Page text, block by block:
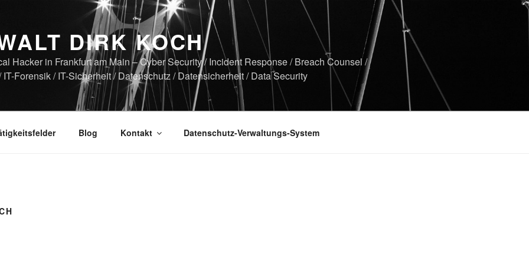
DIRK KOCH
Hacker in Frankfurt am Main – Cyber Security / Incident Response / Breach Counsel /
Forensik / IT-Sicherheit / Datenschutz / Datensicherheit / Data Security
Blog Kontakt Datenschutz-Verwaltungs-System